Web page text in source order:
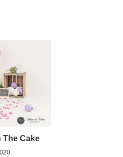
The Cake